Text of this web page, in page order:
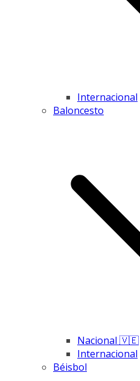
Internacional
Baloncesto
Nacional 🇻🇪
Internacional
Béisbol